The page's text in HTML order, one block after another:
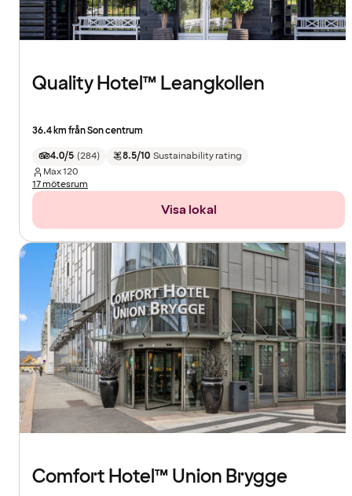
Quality Hotel™ Leangkollen
36.4 km från Son centrum
4.0/5 (284) 8.5/10 Sustainability rating
Max120
17 mötesrum
Visa lokal
Comfort Hotel™ Union Brygge